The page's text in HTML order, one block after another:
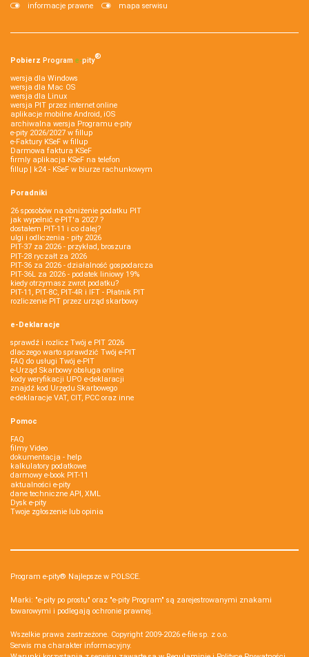
informacje prawne
mapa serwisu
Pobierz Program e‑pity®
wersja dla Windows
wersja dla Mac OS
wersja dla Linux
wersja PIT przez internet online
aplikacje mobilne Android, iOS
archiwalna wersja Programu e-pity
e-pity 2026/2027 w fillup
e‑Faktury KSeF w fillup
Darmowa faktura KSeF
firmly aplikacja KSeF na telefon
fillup | k24 - KSeF w biurze rachunkowym
Poradniki
26 sposobów na obniżenie podatku PIT
jak wypełnić e-PIT'a 2027 ?
dostałem PIT-11 i co dalej?
ulgi i odliczenia - pity 2026
PIT-37 za 2026 - przykład, broszura
PIT-28 ryczałt za 2026
PIT-36 za 2026 - działalność gospodarcza
PIT-36L za 2026 - podatek liniowy 19%
kiedy otrzymasz zwrot podatku?
PIT-11, PIT-8C, PIT-4R i IFT - Płatnik PIT
rozliczenie PIT przez urząd skarbowy
e-Deklaracje
sprawdź i rozlicz Twój e PIT 2026
dlaczego warto sprawdzić Twój e-PIT
FAQ do usługi Twój e-PIT
e-Urząd Skarbowy obsługa online
kody weryfikacji UPO e-deklaracji
znajdź kod Urzędu Skarbowego
e-deklaracje VAT, CIT, PCC oraz inne
Pomoc
FAQ
filmy Video
dokumentacja - help
kalkulatory podatkowe
darmowy e-book PIT-11
aktualności e-pity
dane techniczne API, XML
Dysk e-pity
Twoje zgłoszenie lub opinia
Program e-pity® Najlepsze w POLSCE.
Marki: "e-pity po prostu" oraz "e-pity Program" są zarejestrowanymi znakami
towarowymi i podlegają ochronie prawnej.
Wszelkie prawa zastrzeżone. Copyright 2009-2026 e-file sp. z o.o.
Serwis ma charakter informacyjny.